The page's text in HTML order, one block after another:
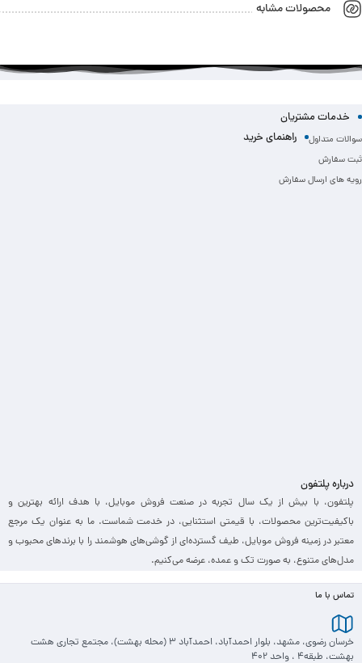
محصولات مشابه
خدمات مشتریان
سوالات متداول راهنمای خرید
ثبت سفارش
رویه های ارسال سفارش
درباره پلتفون
پلتفون، با بیش از یک سال تجربه در صنعت فروش موبایل، با هدف ارائه بهترین و
باکیفیت‌ترین محصولات، با قیمتی استثنایی، در خدمت شماست. ما به عنوان یک مرجع
معتبر در زمینه فروش موبایل، طیف گسترده‌ای از گوشی‌های هوشمند را با برندهای محبوب و
مدل‌های متنوع، به صورت تک و عمده، عرضه می‌کنیم.
تماس با ما
خرسان رضوی، مشهد، بلوار احمدآباد، احمدآباد 3 (محله بهشت)، مجتمع تجاری هشت
بهشت، طبقه4 ، واحد 402